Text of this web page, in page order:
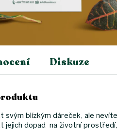
Diskuze
svým blízkým dáreček, ale
jejich dopad na životní